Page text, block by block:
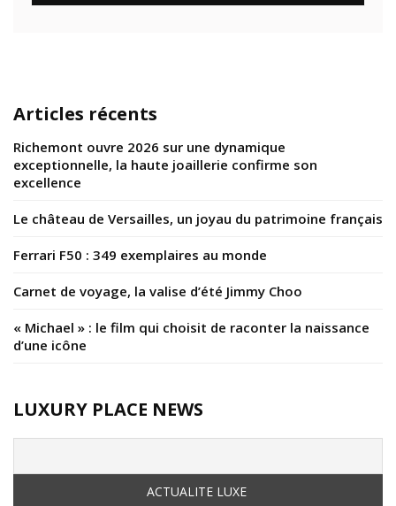
Articles récents
Richemont ouvre 2026 sur une dynamique
exceptionnelle, la haute joaillerie confirme son
excellence
Le château de Versailles, un joyau du patrimoine français
Ferrari F50 : 349 exemplaires au monde
Carnet de voyage, la valise d’été Jimmy Choo
« Michael » : le film qui choisit de raconter la naissance
d’une icône
LUXURY PLACE NEWS